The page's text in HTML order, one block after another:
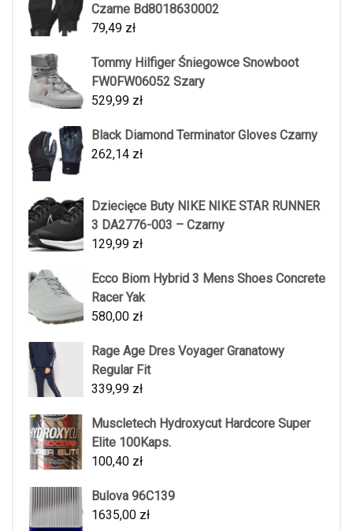
Czarne Bd8018630002
79,49 zł
Tommy Hilfiger Śniegowce Snowboot
FW0FW06052 Szary
529,99 zł
Black Diamond Terminator Gloves Czarny
262,14 zł
Dziecięce Buty NIKE NIKE STAR RUNNER
3 DA2776-003 – Czarny
129,99 zł
Ecco Biom Hybrid 3 Mens Shoes Concrete
Racer Yak
580,00 zł
Rage Age Dres Voyager Granatowy
Regular Fit
339,99 zł
Muscletech Hydroxycut Hardcore Super
Elite 100Kaps.
100,40 zł
Bulova 96C139
1635,00 zł